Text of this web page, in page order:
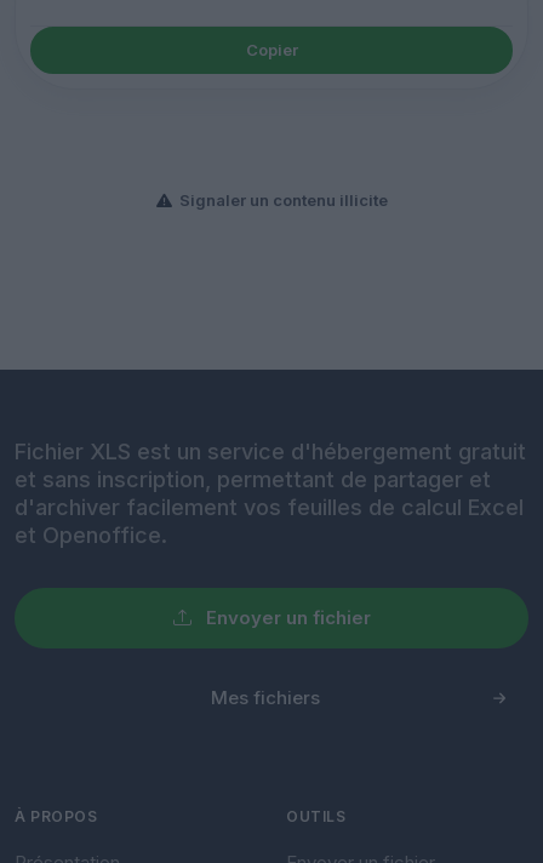
Copier
Signaler un contenu illicite
Fichier XLS est un service d'hébergement gratuit
et sans inscription, permettant de partager et
d'archiver facilement vos feuilles de calcul Excel
et Openoffice.
Envoyer un fichier
Mes fichiers
À PROPOS OUTILS